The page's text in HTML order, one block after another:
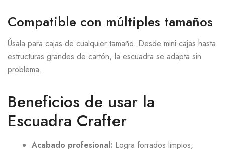
Compatible con múltiples tamaños
Úsala para cajas de cualquier tamaño. Desde mini cajas hasta
estructuras grandes de cartón, la escuadra se adapta sin
problema.
Beneficios de usar la
Escuadra Crafter
Acabado profesional: Logra forrados limpios,